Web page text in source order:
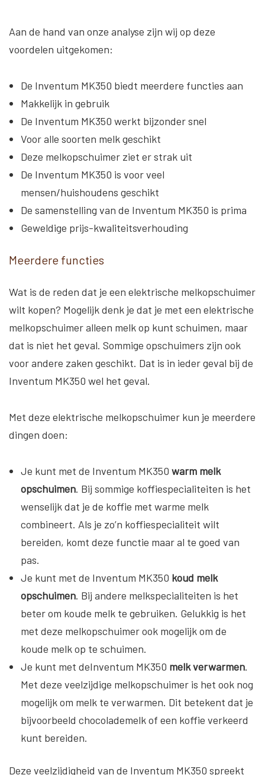
Aan de hand van onze analyse zijn wij op deze
voordelen uitgekomen:
De Inventum MK350 biedt meerdere functies aan
Makkelijk in gebruik
De Inventum MK350 werkt bijzonder snel
Voor alle soorten melk geschikt
Deze melkopschuimer ziet er strak uit
De Inventum MK350 is voor veel
mensen/huishoudens geschikt
De samenstelling van de Inventum MK350 is prima
Geweldige prijs-kwaliteitsverhouding
Meerdere functies
Wat is de reden dat je een elektrische melkopschuimer
wilt kopen? Mogelijk denk je dat je met een elektrische
melkopschuimer alleen melk op kunt schuimen, maar
dat is niet het geval. Sommige opschuimers zijn ook
voor andere zaken geschikt. Dat is in ieder geval bij de
Inventum MK350 wel het geval.
Met deze elektrische melkopschuimer kun je meerdere
dingen doen:
Je kunt met de Inventum MK350 warm melk
opschuimen. Bij sommige koffiespecialiteiten is het
wenselijk dat je de koffie met warme melk
combineert. Als je zo’n koffiespecialiteit wilt
bereiden, komt deze functie maar al te goed van
pas.
Je kunt met de Inventum MK350 koud melk
opschuimen. Bij andere melkspecialiteiten is het
beter om koude melk te gebruiken. Gelukkig is het
met deze melkopschuimer ook mogelijk om de
koude melk op te schuimen.
Je kunt met deInventum MK350 melk verwarmen.
Met deze veelzijdige melkopschuimer is het ook nog
mogelijk om melk te verwarmen. Dit betekent dat je
bijvoorbeeld chocolademelk of een koffie verkeerd
kunt bereiden.
Deze veelzijdigheid van de Inventum MK350 spreekt